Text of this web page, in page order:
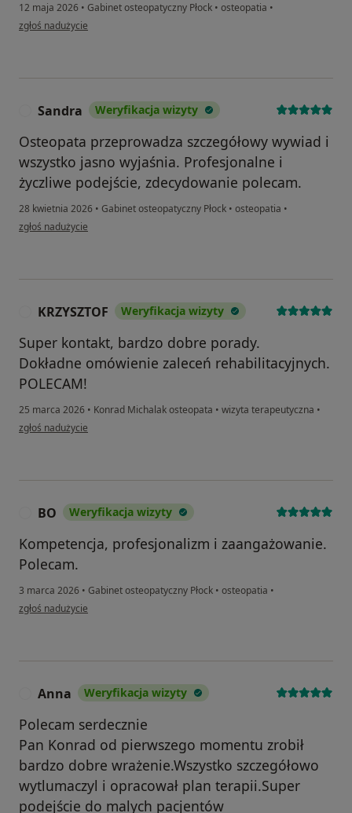
12 maja 2026 • Gabinet osteopatyczny Płock • osteopatia •
w opinii użytkownika M.H.
zgłoś nadużycie
Sandra Weryfikacja wizyty
Osteopata przeprowadza szczegółowy wywiad i
wszystko jasno wyjaśnia. Profesjonalne i
życzliwe podejście, zdecydowanie polecam.
28 kwietnia 2026 • Gabinet osteopatyczny Płock • osteopatia •
w opinii użytkownika Sandra
zgłoś nadużycie
KRZYSZTOF Weryfikacja wizyty
Super kontakt, bardzo dobre porady.
Dokładne omówienie zaleceń rehabilitacyjnych.
POLECAM!
25 marca 2026 • Konrad Michalak osteopata • wizyta terapeutyczna •
w opinii użytkownika KRZYSZTOF
zgłoś nadużycie
BO Weryfikacja wizyty
Kompetencja, profesjonalizm i zaangażowanie.
Polecam.
3 marca 2026 • Gabinet osteopatyczny Płock • osteopatia •
w opinii użytkownika BO
zgłoś nadużycie
Anna Weryfikacja wizyty
Polecam serdecznie
Pan Konrad od pierwszego momentu zrobił
bardzo dobre wrażenie.Wszystko szczegółowo
wytlumaczyl i opracował plan terapii.Super
podejście do malych pacjentów